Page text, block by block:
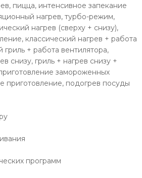
пицца, интенсивное запекание
нагрев, турбо-режим,
нагрев (сверху + снизу),
классический нагрев + работа
+ работа вентилятора,
снизу, гриль + нагрев снизу +
замороженных
приготовление, подогрев посуды
программ